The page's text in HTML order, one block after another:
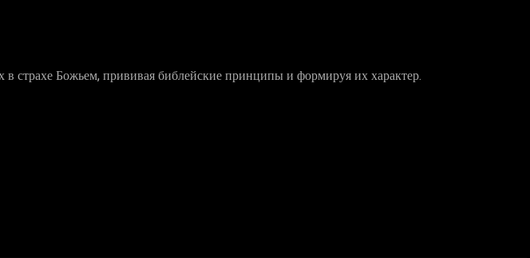
в страхе Божьем, прививая библейские принципы и формируя их характер.